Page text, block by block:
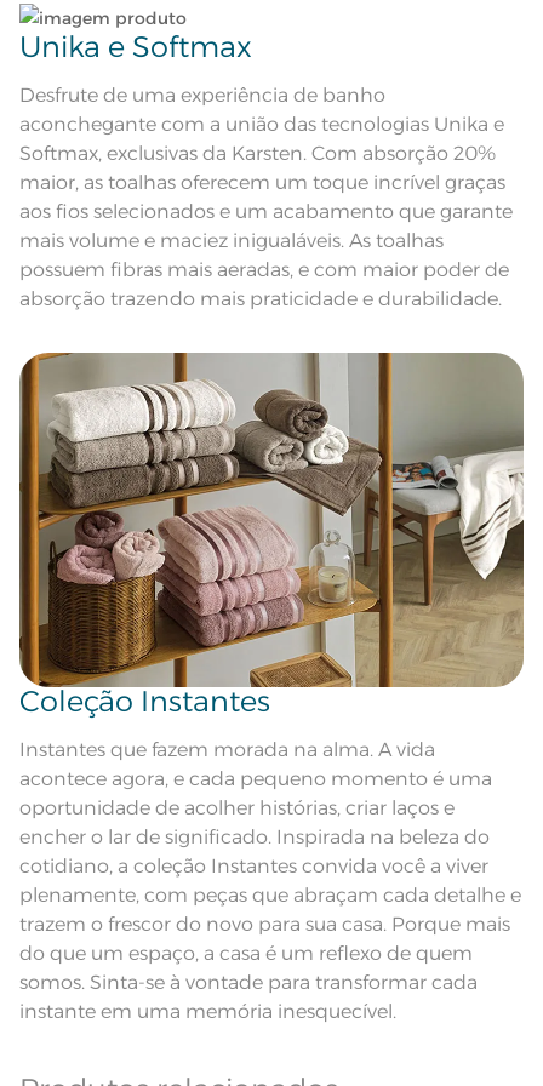
Composição
Cor Gris/Greige
Cor Comercial Gris/Greige
Itens Inclusos 1 Toalha Banhão
Medida 86cm x 1,50m
Tecnologia Unika; Tecnologia
Softmax; Etiqueta Diferenciada
Instruções de Lavagem
Lavação a 60ºC; Proibido alvejar;
Secar em tambor com
temperatura maxima de 60ºC;
Ferro de passar com temperatura
maxima de 150ºC; Proibido lavar a
seco;
Observações
Pode haver pequena variação de
cor, de acordo com a configuração
e modelo do monitor ou do
aparelho celular. Consultar a cor
nas especificações técnicas do
produto.
Fios Fio Tecnologia Unika
Lave tipos de tecidos distintos separadamente;
ciclo;
Lave as peças no ciclo leve, suave ou delicado de
sua lavadora;
Enxágue as peças com bastante água;
Utilize a quantidade mínima de amaciante e sabão;
bem;;
Leia atentamente as instruções na etiqueta.
Unika e Softmax
Desfrute de uma experiência de banho
aconchegante com a união das tecnologias Unika e
Softmax, exclusivas da Karsten. Com absorção 20%
maior, as toalhas oferecem um toque incrível graças
aos fios selecionados e um acabamento que garante
mais volume e maciez inigualáveis. As toalhas
possuem fibras mais aeradas, e com maior poder de
absorção trazendo mais praticidade e durabilidade.
Coleção Instantes
Instantes que fazem morada na alma. A vida
acontece agora, e cada pequeno momento é uma
oportunidade de acolher histórias, criar laços e
encher o lar de significado. Inspirada na beleza do
cotidiano, a coleção Instantes convida você a viver
plenamente, com peças que abraçam cada detalhe e
trazem o frescor do novo para sua casa. Porque mais
do que um espaço, a casa é um reflexo de quem
somos. Sinta-se à vontade para transformar cada
instante em uma memória inesquecível.